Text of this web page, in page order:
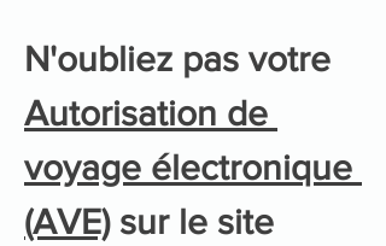
N'oubliez pas votre
Autorisation de
voyage électronique
(AVE) sur le site